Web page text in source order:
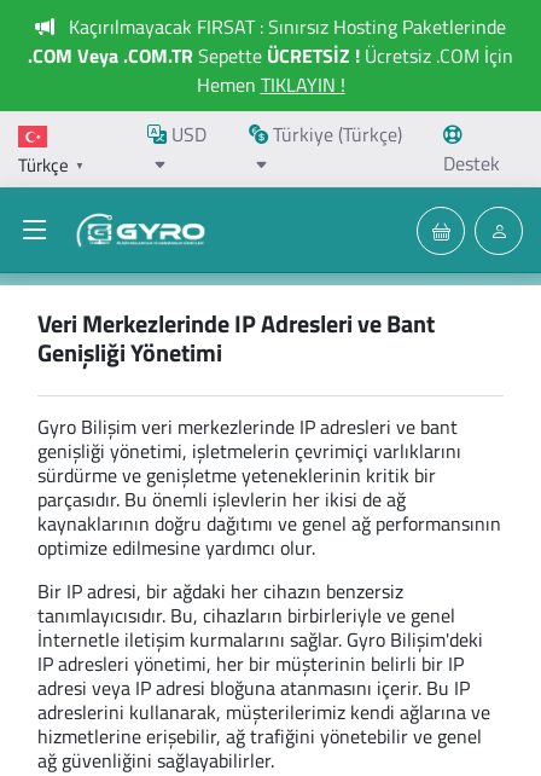
Kaçırılmayacak FIRSAT : Sınırsız Hosting Paketlerinde
.COM Veya .COM.TRSepette ÜCRETSİZ ! Ücretsiz .COM İçin
Hemen TIKLAYIN !
Türkçe ▼
USD
Türkiye (Türkçe)
Destek
Veri Merkezlerinde IP Adresleri ve Bant
Genişliği Yönetimi
Gyro Bilişim veri merkezlerinde IP adresleri ve bant
genişliği yönetimi, işletmelerin çevrimiçi varlıklarını
sürdürme ve genişletme yeteneklerinin kritik bir
parçasıdır. Bu önemli işlevlerin her ikisi de ağ
kaynaklarının doğru dağıtımı ve genel ağ performansının
optimize edilmesine yardımcı olur.
Bir IP adresi, bir ağdaki her cihazın benzersiz
tanımlayıcısıdır. Bu, cihazların birbirleriyle ve genel
İnternetle iletişim kurmalarını sağlar. Gyro Bilişim'deki
IP adresleri yönetimi, her bir müşterinin belirli bir IP
adresi veya IP adresi bloğuna atanmasını içerir. Bu IP
adreslerini kullanarak, müşterilerimiz kendi ağlarına ve
hizmetlerine erişebilir, ağ trafiğini yönetebilir ve genel
ağ güvenliğini sağlayabilirler.